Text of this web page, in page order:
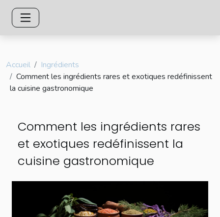
Accueil
Ingrédients
Comment les ingrédients rares et exotiques redéfinissent
la cuisine gastronomique
Comment les ingrédients rares
et exotiques redéfinissent la
cuisine gastronomique